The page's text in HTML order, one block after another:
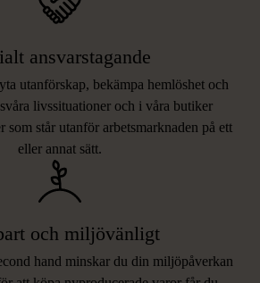
ansvarstagande
utanförskap, bekämpa hemlöshet och
livssituationer och i våra butiker
som står utanför arbetsmarknaden på ett
eller annat sätt.
och miljövänligt
hand minskar du din miljöpåverkan